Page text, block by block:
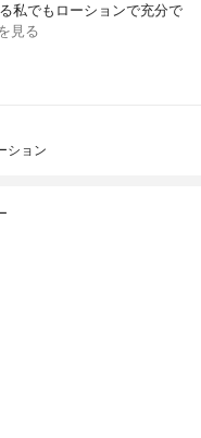
私でもローションで充分で
見る
ション